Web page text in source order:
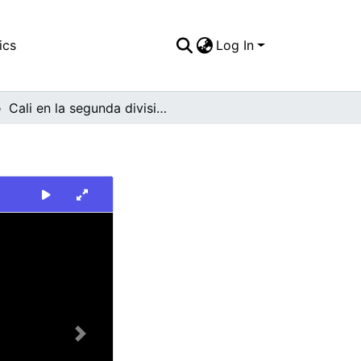
Log In
Cali en la segunda división
Next